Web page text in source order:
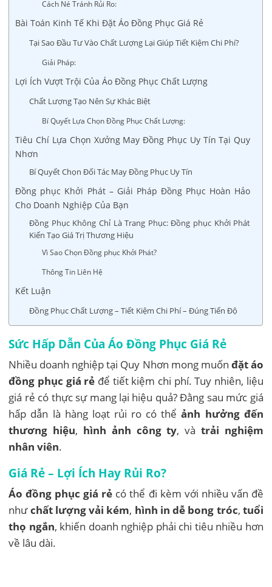
Cách Né Tránh Rủi Ro:
Bài Toán Kinh Tế Khi Đặt Áo Đồng Phục Giá Rẻ
Tại Sao Đầu Tư Vào Chất Lượng Lại Giúp Tiết Kiệm Chi Phí?
Giải Pháp:
Lợi Ích Vượt Trội Của Áo Đồng Phục Chất Lượng
Chất Lượng Tạo Nên Sự Khác Biệt
Bí Quyết Lựa Chọn Đồng Phục Chất Lượng:
Tiêu Chí Lựa Chọn Xưởng May Đồng Phục Uy Tín Tại Quy
Nhơn
Bí Quyết Chọn Đối Tác May Đồng Phục Uy Tín
Đồng phục Khởi Phát – Giải Pháp Đồng Phục Hoàn Hảo
Cho Doanh Nghiệp Của Bạn
Đồng Phục Không Chỉ Là Trang Phục: Đồng phục Khởi Phát
Kiến Tạo Giá Trị Thương Hiệu
Vì Sao Chọn Đồng phục Khởi Phát?
Thông Tin Liên Hệ
Kết Luận
Đồng Phục Chất Lượng – Tiết Kiệm Chi Phí – Đúng Tiến Độ
Sức Hấp Dẫn Của Áo Đồng Phục Giá Rẻ
Nhiều doanh nghiệp tại Quy Nhơn mong muốn đặt áo
đồng phục giá rẻ để tiết kiệm chi phí. Tuy nhiên, liệu
giá rẻ có thực sự mang lại hiệu quả? Đằng sau mức giá
hấp dẫn là hàng loạt rủi ro có thểảnh hưởng đến
thương hiệu, hình ảnh công ty, và trải nghiệm
nhân viên.
Giá Rẻ – Lợi Ích Hay Rủi Ro?
Áo đồng phục giá rẻ có thể đi kèm với nhiều vấn đề
nhưchất lượng vải kém, hình in dễ bong tróc, tuổi
thọ ngắn, khiến doanh nghiệp phải chi tiêu nhiều hơn
về lâu dài.